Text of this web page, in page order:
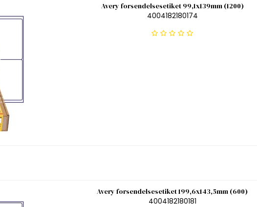
Avery forsendelsesetiket 99,1x139mm (1200)
4004182180174
Avery forsendelsesetiket 199,6x143,5mm (600)
4004182180181